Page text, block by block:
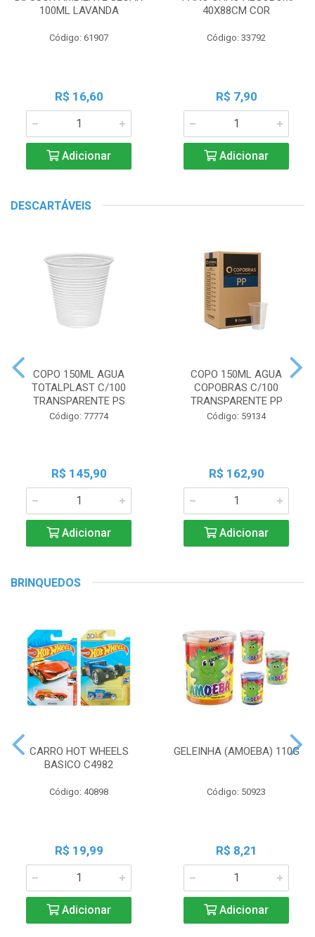
100ML LAVANDA
Código: 61907
R$ 16,60
Adicionar
40X88CM COR
Código: 33792
R$ 7,90
Adicionar
DESCARTÁVEIS
COPO 150ML AGUA
TOTALPLAST C/100
TRANSPARENTE PS
Código: 77774
R$ 145,90
Adicionar
COPO 150ML AGUA
COPOBRAS C/100
TRANSPARENTE PP
Código: 59134
R$ 162,90
Adicionar
BRINQUEDOS
CARRO HOT WHEELS
BASICO C4982
Código: 40898
R$ 19,99
Adicionar
GELEINHA (AMOEBA) 110G
Código: 50923
R$ 8,21
Adicionar